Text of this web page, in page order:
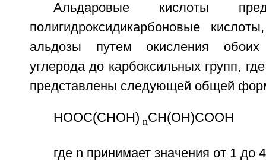
Альдаровые кислоты
полигидроксидикарбоновые
альдозы путем окисления
углерода до карбоксильных групп,
представлены следующей общей
НООС(СНОН) nCH(ОН)СООН
где n принимает значения от 1 до